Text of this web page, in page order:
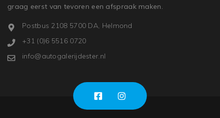
graag eerst van tevoren een afspraak maken.
Postbus 2108 5700 DA, Helmond
+31 (0)6 5516 0720
info@autogalerijdester.nl